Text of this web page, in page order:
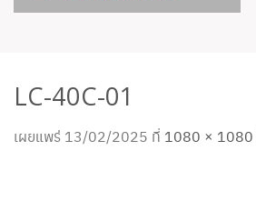
LC-40C-01
เผยแพร่ 13/02/2025 ที่ 1080 × 1080